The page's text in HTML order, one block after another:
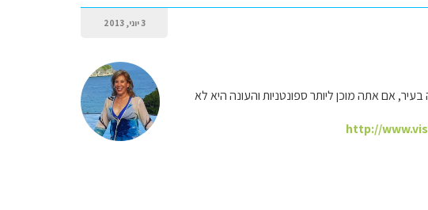
3 יוני, 2013
אם אתה מוכן ליותר ספונטניות והעונה היא לא
http://